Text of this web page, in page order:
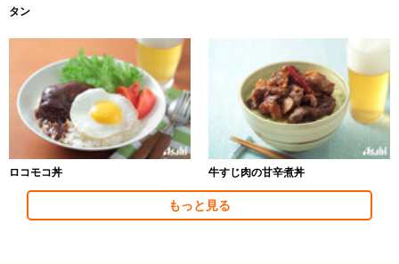
タン
ロコモコ丼 牛すじ肉の甘辛煮丼
もっと見る